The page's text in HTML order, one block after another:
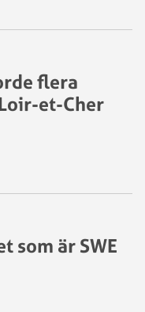
flera
et-Cher
som är SWE